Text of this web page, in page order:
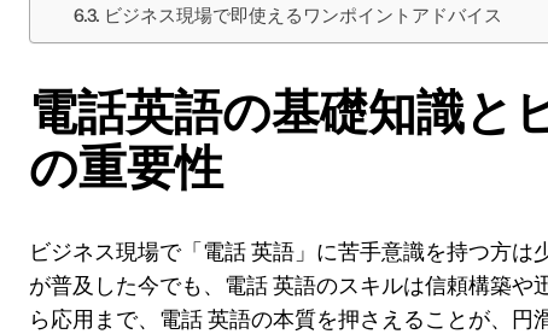
ビジネス現場で即使えるワンポイントアドバイス
電話英語の基礎知識と
の重要性
ビジネス現場で「電話 英語」に苦手意識を持つ方は
が普及した今でも、電話 英語のスキルは信頼構築や
ら応用まで、電話 英語の本質を押さえることが、